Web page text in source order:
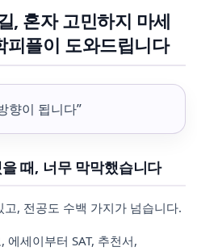
, 혼자 고민하지 마세
피플이 도와드립니다
향이 됩니다”
때, 너무 막막했습니다
, 전공도 수백 가지가 넘습니다.
에세이부터 SAT, 추천서,